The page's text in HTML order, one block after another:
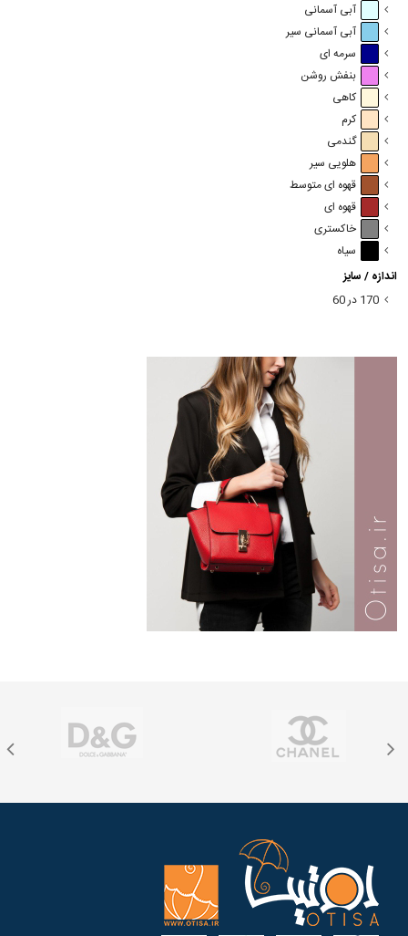
آبی آسمانی
آبی آسمانی سیر
سرمه ای
بنفش روشن
کاهی
کرم
گندمی
هلویی سیر
قهوه ای متوسط
قهوه ای
خاکستری
سیاه
اندازه / سایز
170 در 60